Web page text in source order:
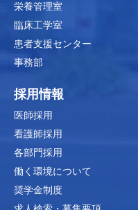
栄養管理室
臨床工学室
患者支援センター
事務部
採用情報
医師採用
看護師採用
各部門採用
働く環境について
奨学金制度